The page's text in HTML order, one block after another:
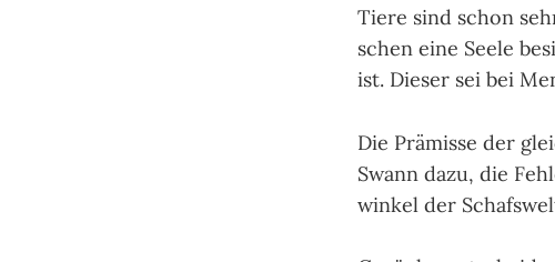
Tiere sind schon
schen eine See­le
ist. Dieser sei bei
Die Prämisse der
Swann dazu, die
win­kel der